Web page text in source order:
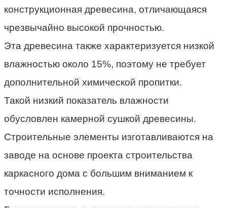
конструкционная древесина, отличающаяся
чрезвычайно высокой прочностью.
Эта древесина также характеризуется низкой
влажностью около 15%, поэтому не требует
дополнительной химической пропитки.
Такой низкий показатель влажности
обусловлен камерной сушкой древесины.
Строительные элементы изготавливаются на
заводе на основе проекта строительства
каркасного дома с большим вниманием к
точности исполнения.